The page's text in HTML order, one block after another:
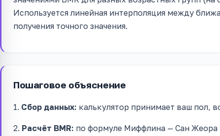
Используется линейная интерполяция между
получения точного значения.
Пошаговое объяснение
1. Сбор данных: калькулятор принимает ваш пол,
2. Расчёт BMR: по формуле Миффлина — Сан Жеора